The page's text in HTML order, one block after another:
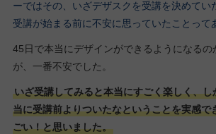
ーではその、いざデザスクを受講を決めてい
受講が始まる前に不安に思っていたことって
45日で本当にデザインができるようになるの
が、一番不安でした。
いざ受講してみると本当にすごく楽しく、
当に受講前よりついたなということを実感で
ごい！と思いました。